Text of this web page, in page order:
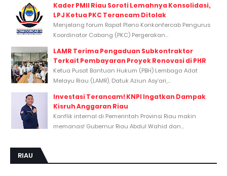
Kader PMII Riau Soroti Lemahnya Konsolidasi,
LPJ Ketua PKC Terancam Ditolak
Menjelang forum Rapat Pleno Konkonfercab Pengurus
Koordinator Cabang (PKC) Pergerakan...
LAMR Terima Pengaduan Subkontraktor
Terkait Pembayaran Proyek Renovasi di PHR
Ketua Pusat Bantuan Hukum (PBH) Lembaga Adat
Melayu Riau (LAMR), Datuk Aziun Asy’ari,...
Investasi Terancam! KNPI Ingatkan Dampak
Kisruh Anggaran Riau
Konflik internal di Pemerintah Provinsi Riau makin
memanas! Gubernur Riau Abdul Wahid dan...
RIAU